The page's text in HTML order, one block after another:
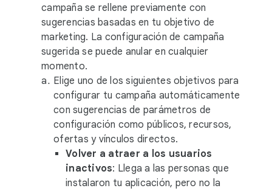
campaña se rellene previamente con
sugerencias basadas en tu objetivo de
marketing. La configuración de campaña
sugerida se puede anular en cualquier
momento.
Elige uno de los siguientes objetivos para
configurar tu campaña automáticamente
con sugerencias de parámetros de
configuración como públicos, recursos,
ofertas y vínculos directos.
Volver a atraer a los usuarios
inactivos: Llega a las personas que
instalaron tu aplicación, pero no la